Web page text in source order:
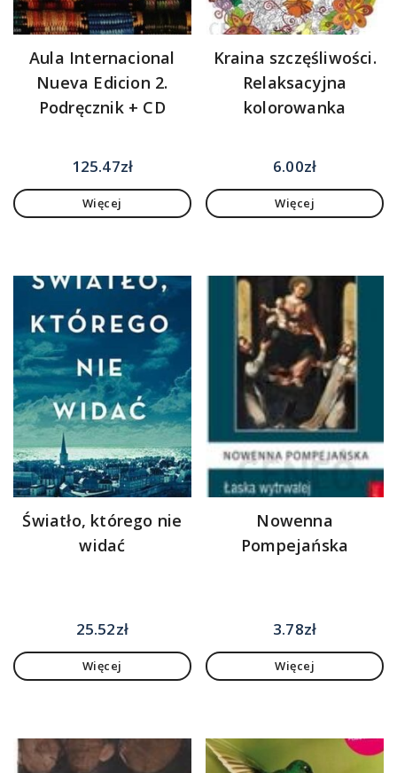
Aula Internacional
Nueva Edicion 2.
Podręcznik + CD
125.47zł
Więcej
Kraina szczęśliwości.
Relaksacyjna
kolorowanka
6.00zł
Więcej
Światło, którego nie
widać
25.52zł
Więcej
Nowenna
Pompejańska
3.78zł
Więcej